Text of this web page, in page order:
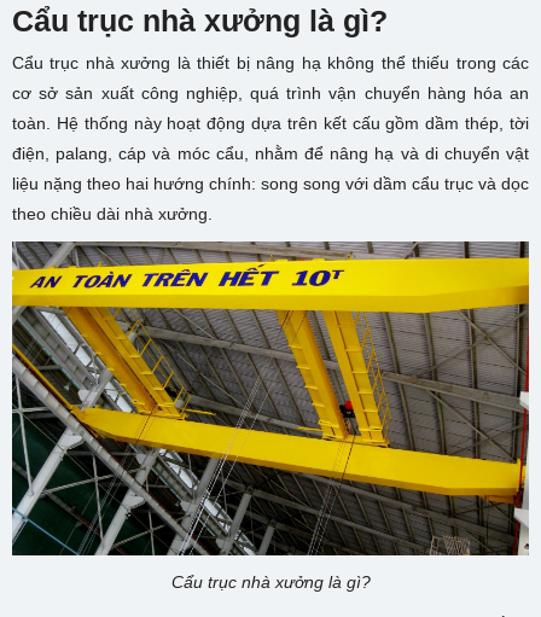
Cẩu trục nhà xưởng là gì?
Cẩu trục nhà xưởng là thiết bị nâng hạ không thể thiếu trong các
cơ sở sản xuất công nghiệp, quá trình vận chuyển hàng hóa an
toàn. Hệ thống này hoạt động dựa trên kết cấu gồm dầm thép, tời
điện, palang, cáp và móc cẩu, nhằm để nâng hạ và di chuyển vật
liệu nặng theo hai hướng chính: song song với dầm cẩu trục và dọc
theo chiều dài nhà xưởng.
Cẩu trục nhà xưởng là gì?